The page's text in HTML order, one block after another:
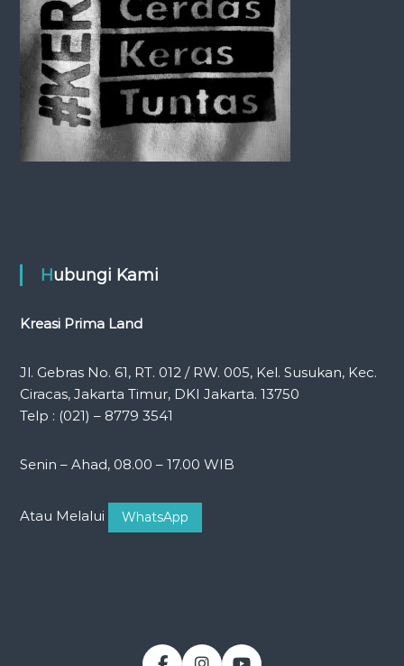
Hubungi Kami
Kreasi Prima Land
Jl. Gebras No. 61, RT. 012 / RW. 005, Kel. Susukan, Kec.
Ciracas, Jakarta Timur, DKI Jakarta. 13750
Telp : (021) – 8779 3541
Senin – Ahad, 08.00 – 17.00 WIB
Atau Melalui WhatsApp